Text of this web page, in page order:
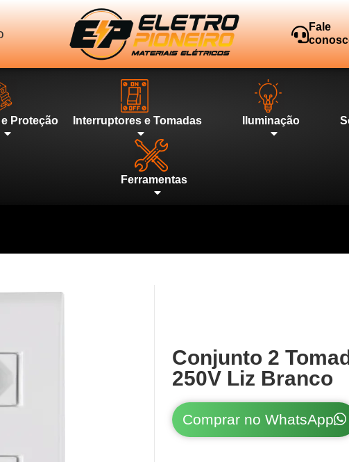
Fale
Proteção Interruptores e Tomadas Iluminação
Ferramentas
Conjunto 2
250V Liz Branco
Comprar no WhatsApp